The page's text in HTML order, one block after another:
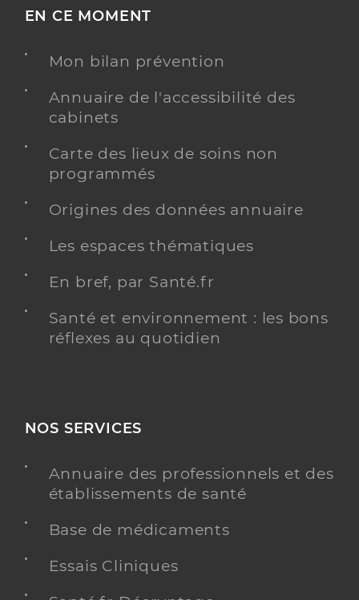
EN CE MOMENT
Mon bilan prévention
Annuaire de l'accessibilité des
cabinets
Carte des lieux de soins non
programmés
Origines des données annuaire
Les espaces thématiques
En bref, par Santé.fr
Santé et environnement : les bons
réflexes au quotidien
NOS SERVICES
Annuaire des professionnels et des
établissements de santé
Base de médicaments
Essais Cliniques